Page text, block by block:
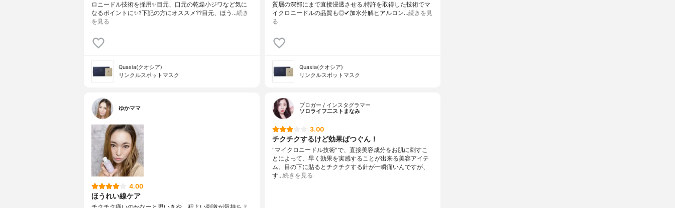
ロニードル技術を採用✨目元、口元の乾燥小ジワなど気に
なるポイントに✨?下記の方にオススメ??目元、ほう…続き
を見る
Quasia(クオシア)
リンクルスポットマスク
質層の深部にまで直接浸透させる.特許を取得した技術でマ
イクロニードルの品質も◎✔︎加水分解ヒアルロン…続きを見
る
Quasia(クオシア)
リンクルスポットマスク
ゆかママ
4.00
ほうれい線ケア
ブロガー / インスタグラマー
ソロライフ二ストまなみ
3.00
チクチクするけど効果ばつぐん！
"マイクロニードル技術"で、直接美容成分をお肌に刺すこ
とによって、早く効果を実感することが出来る美容アイテ
ム。目の下に貼るとチクチクする針が一瞬痛いんですが、
す…続きを見る